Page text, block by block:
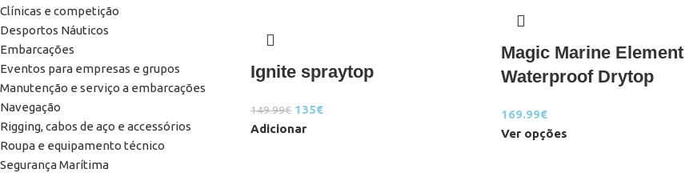
Clínicas e competição
Desportos Náuticos
Embarcações
Eventos para empresas e grupos
Manutenção e serviço a embarcações
Navegação
Rigging, cabos de aço e accessórios
Roupa e equipamento técnico
Segurança Marítima
Ignite spraytop
149.99€ 135€
Adicionar
Magic Marine Element
Waterproof Drytop
169.99€
Ver opções